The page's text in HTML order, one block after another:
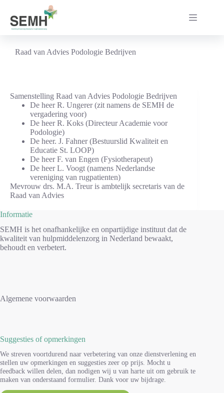
inhoud
Raad van Advies Podologie Bedrijven
Samenstelling Raad van Advies Podologie Bedrijven
De heer R. Ungerer (zit namens de SEMH de
vergadering voor)
De heer R. Koks (Directeur Academie voor
Podologie)
De heer. J. Fahner (Bestuurslid Kwaliteit en
Educatie St. LOOP)
De heer F. van Engen (Fysiotherapeut)
De heer L. Voogt (namens Nederlandse
vereniging van rugpatienten)
Mevrouw drs. M.A. Treur is ambtelijk secretaris van de
Raad van Advies
Informatie
SEMH is het onafhankelijke en onpartijdige instituut dat de
kwaliteit van hulpmiddelenzorg in Nederland bewaakt,
behoudt en verbetert.
Algemene voorwaarden
Suggesties of opmerkingen
We streven voortdurend naar verbetering van onze dienstverlening en
stellen uw opmerkingen en suggesties zeer op prijs. Mocht u
feedback willen delen, dan nodigen wij u van harte uit om gebruik te
maken van onderstaand formulier. Dank voor uw bijdrage.